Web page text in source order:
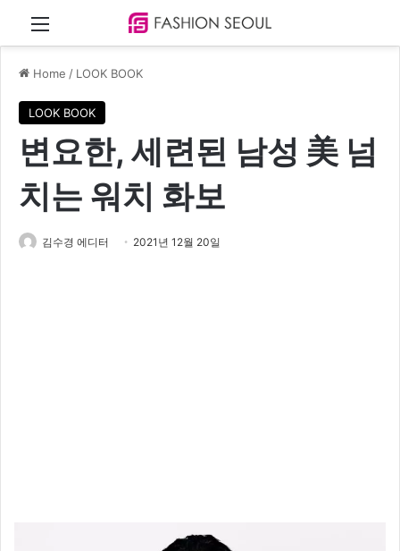
Menu
Home / LOOK BOOK
LOOK BOOK
변요한, 세련된 남성 美 넘
치는 워치 화보
김수경 에디터 2021년 12월 20일